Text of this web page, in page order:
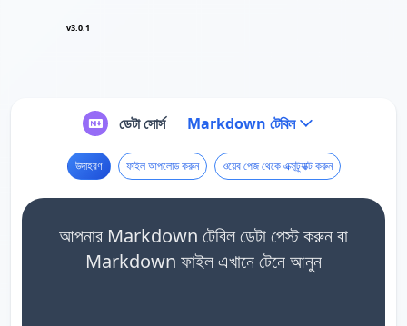
v3.0.1
ডেটা সোর্স Markdown টেবিল
উদাহরণ ফাইল আপলোড করুন ওয়েব পেজ থেকে এক্সট্র্যাক্ট করুন
আপনার Markdown টেবিল ডেটা পেস্ট করুন বা
Markdown ফাইল এখানে টেনে আনুন